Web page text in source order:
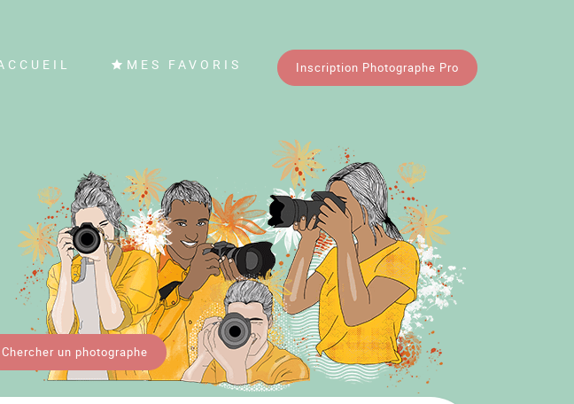
MES FAVORIS Inscription Photographe Pro
Chercher un photographe